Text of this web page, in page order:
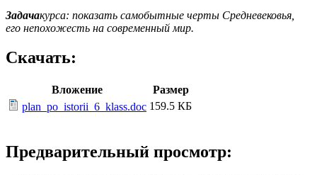
Задачакурса: показать самобытные черты Средневековья,
его непохожесть на современный мир.
Скачать:
Вложение
Размер
plan_po_istorii_6_klass.doc 159.5 КБ
Предварительный просмотр: